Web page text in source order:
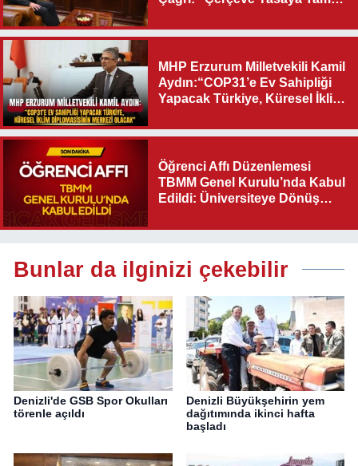
MHP Erzurum Milletvekili Kamil
Aydın:“COP31’e Ev Sahipliği
Yapacak Türkiye, Küresel İklim
Olacak"
Öğrenci Affı Düzenlemesi
TBMM Genel Kurulu’nda Kabul
Edildi: Üniversiteye Dönüş
Bunlar da ilginizi çekebilir
Denizli'de GSB Spor Okulları
törenle açıldı
Denizli Büyükşehirin yem
dağıtımında ikinci hafta
başladı